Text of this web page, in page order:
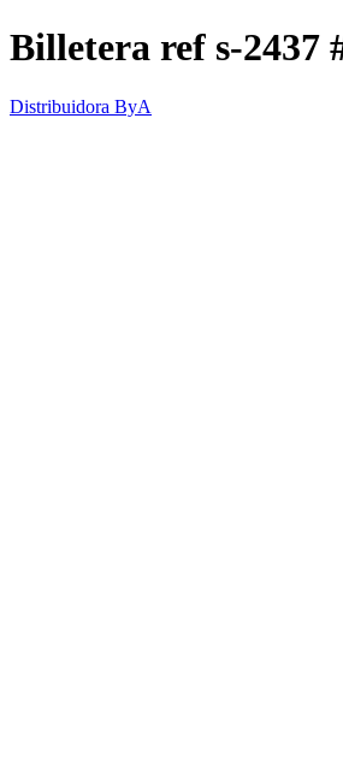
Billetera ref s-2437
Distribuidora ByA